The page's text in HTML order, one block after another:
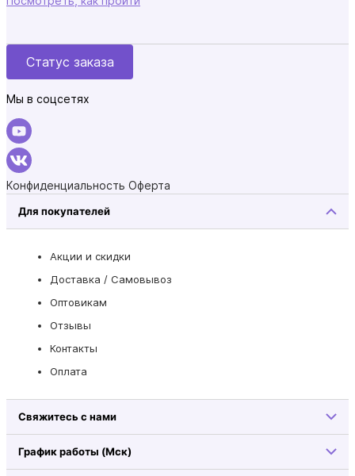
Статус заказа
Мы в соцсетях
Конфиденциальность Оферта
Для покупателей
Акции и скидки
Доставка / Самовывоз
Оптовикам
Отзывы
Контакты
Оплата
Свяжитесь с нами
График работы (Мск)